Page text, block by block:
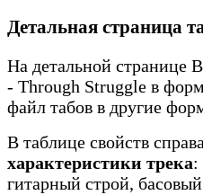
Детальная страница
На детальной странице
- Through Struggle в
файл табов в другие
В таблице свойств
характеристики трека:
гитарный строй,